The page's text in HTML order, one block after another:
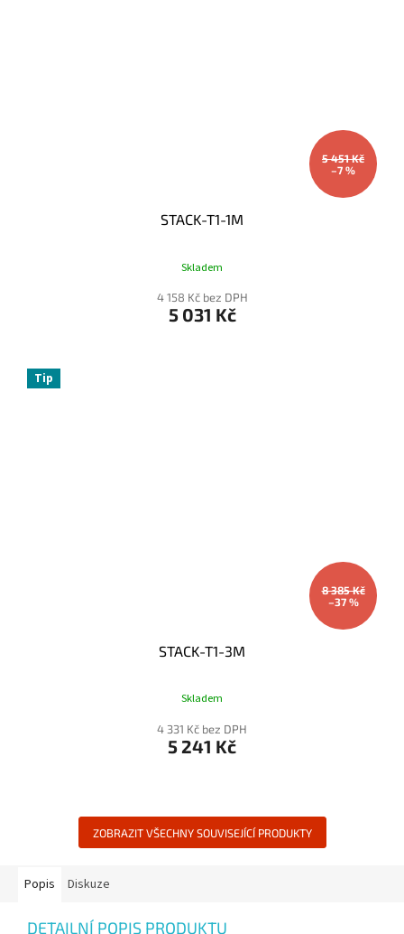
5 451 Kč
–7 %
STACK-T1-1M
Skladem
4 158 Kč bez DPH
5 031 Kč
Tip
8 385 Kč
–37 %
STACK-T1-3M
Skladem
4 331 Kč bez DPH
5 241 Kč
ZOBRAZIT VŠECHNY SOUVISEJÍCÍ PRODUKTY
Popis Diskuze
DETAILNÍ POPIS PRODUKTU